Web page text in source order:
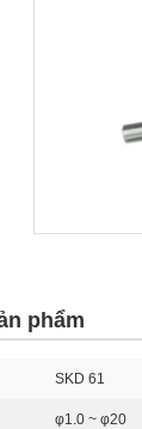
phẩm
SKD 61
φ1.0 ~ φ20